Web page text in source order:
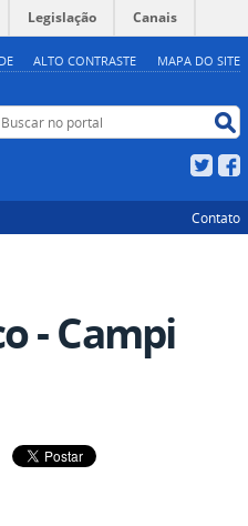
ALTO CONTRASTE MAPA DO SITE
Legislação Canais
Buscar no portal
Twitter
Contato
- Campi